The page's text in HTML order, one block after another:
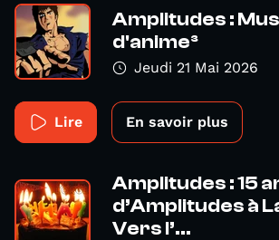
Amplitudes :
d'anime³
Jeudi 21 Mai 2026
Lire En savoir plus
Amplitudes : 15
d’Amplitudes à
Vers l’...